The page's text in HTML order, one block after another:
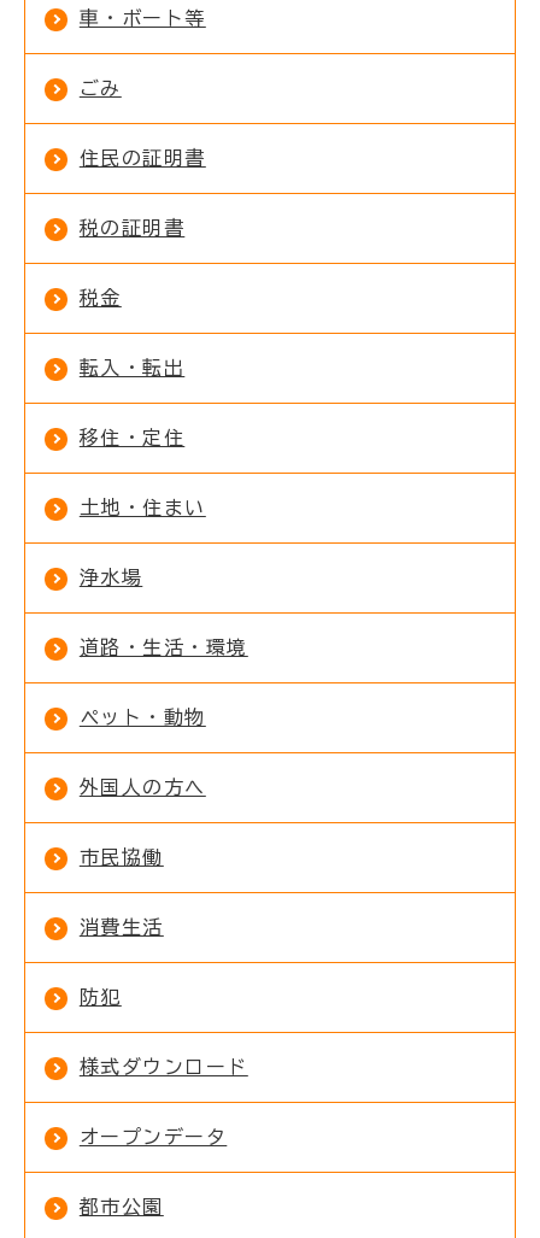
車・ボート等
ごみ
住民の証明書
税の証明書
税金
転入・転出
移住・定住
土地・住まい
浄水場
道路・生活・環境
ペット・動物
外国人の方へ
市民協働
消費生活
防犯
様式ダウンロード
オープンデータ
都市公園